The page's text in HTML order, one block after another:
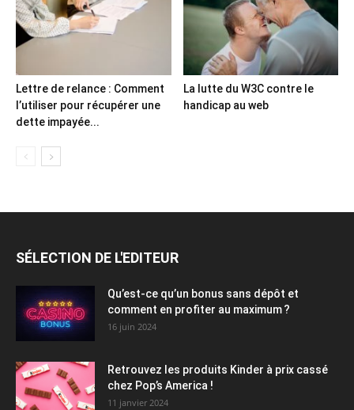
Lettre de relance : Comment
l’utiliser pour récupérer une
dette impayée...
La lutte du W3C contre le
handicap au web
SÉLECTION DE L'EDITEUR
Qu’est-ce qu’un bonus sans dépôt et
comment en profiter au maximum ?
16 juin 2024
Retrouvez les produits Kinder à prix cassé
chez Pop’s America !
11 janvier 2024